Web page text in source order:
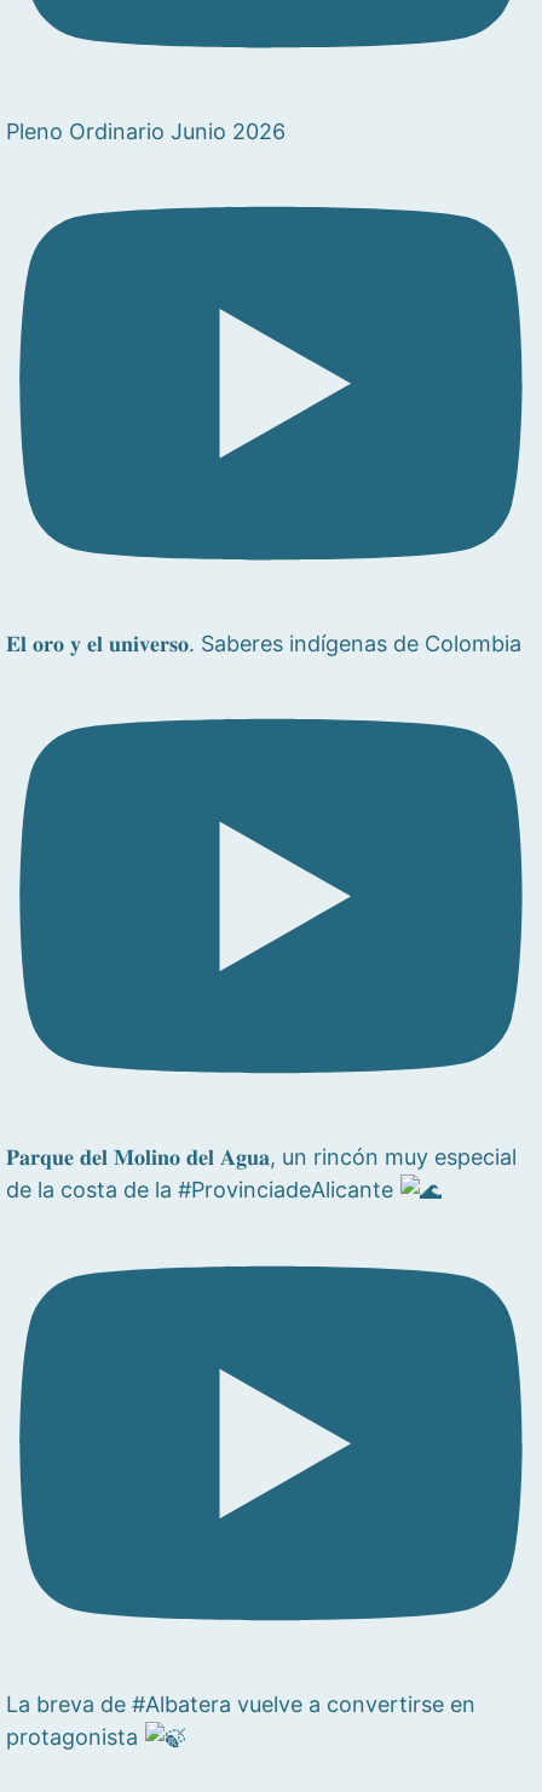
Pleno Ordinario Junio 2026
𝐄𝐥 𝐨𝐫𝐨 𝐲 𝐞𝐥 𝐮𝐧𝐢𝐯𝐞𝐫𝐬𝐨. Saberes indígenas de Colombia
𝐏𝐚𝐫𝐪𝐮𝐞 𝐝𝐞𝐥 𝐌𝐨𝐥𝐢𝐧𝐨 𝐝𝐞𝐥 𝐀𝐠𝐮𝐚, un rincón muy especial
de la costa de la #ProvinciadeAlicante
La breva de #Albatera vuelve a convertirse en
protagonista